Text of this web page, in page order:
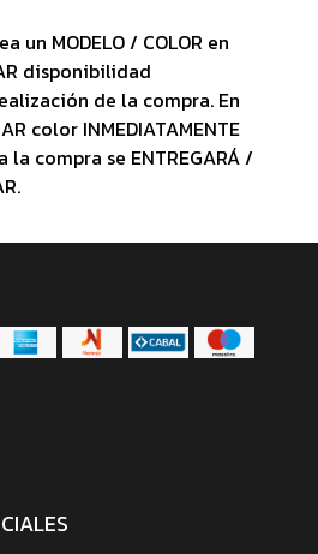
un MODELO / COLOR en
disponibilidad
de la compra. En
color INMEDIATAMENTE
compra se ENTREGARÁ /